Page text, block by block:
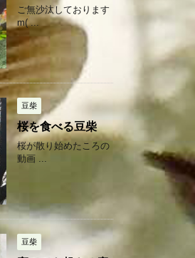
ご無沙汰しております
m( ...
豆柴
桜を食べる豆柴
桜が散り始めたころの
動画 ...
豆柴